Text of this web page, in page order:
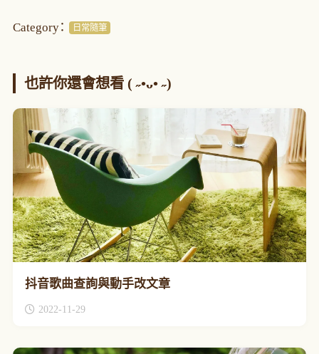
Category： 日常隨筆
也許你還會想看 ( ˶•ᴗ• ˶)
抖音歌曲查詢與動手改文章
2022-11-29